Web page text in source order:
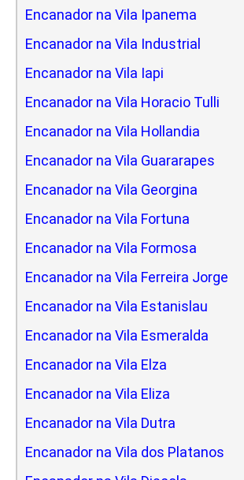
Encanador na Vila Ipanema
Encanador na Vila Industrial
Encanador na Vila Iapi
Encanador na Vila Horacio Tulli
Encanador na Vila Hollandia
Encanador na Vila Guararapes
Encanador na Vila Georgina
Encanador na Vila Fortuna
Encanador na Vila Formosa
Encanador na Vila Ferreira Jorge
Encanador na Vila Estanislau
Encanador na Vila Esmeralda
Encanador na Vila Elza
Encanador na Vila Eliza
Encanador na Vila Dutra
Encanador na Vila dos Platanos